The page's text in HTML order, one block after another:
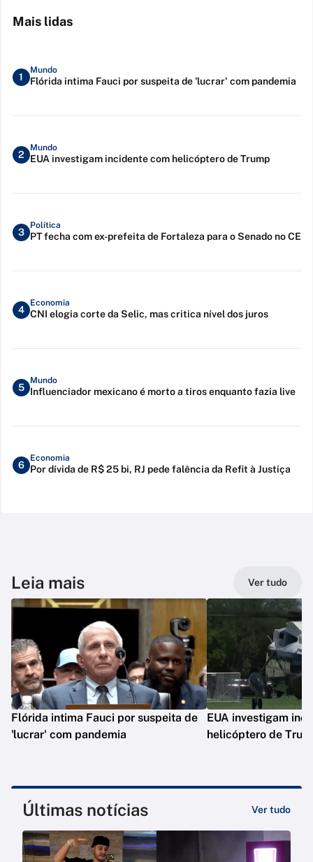
Mais lidas
1
Mundo
Flórida intima Fauci por suspeita de 'lucrar' com pandemia
2
Mundo
EUA investigam incidente com helicóptero de Trump
3
Política
PT fecha com ex-prefeita de Fortaleza para o Senado no CE
4
Economia
CNI elogia corte da Selic, mas critica nível dos juros
5
Mundo
Influenciador mexicano é morto a tiros enquanto fazia live
6
Economia
Por dívida de R$ 25 bi, RJ pede falência da Refit à Justiça
Leia mais Ver tudo
Flórida intima Fauci por suspeita de
'lucrar' com pandemia
EUA investigam
helicóptero de
Últimas notícias Ver tudo